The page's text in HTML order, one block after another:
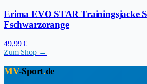
Erima EVO STAR Trainingsjacke
Fschwarzorange
49,99 €
Zum Shop →
MV-Sport.de